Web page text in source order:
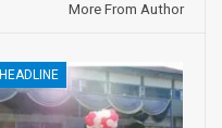
More From Author
HEADLINE